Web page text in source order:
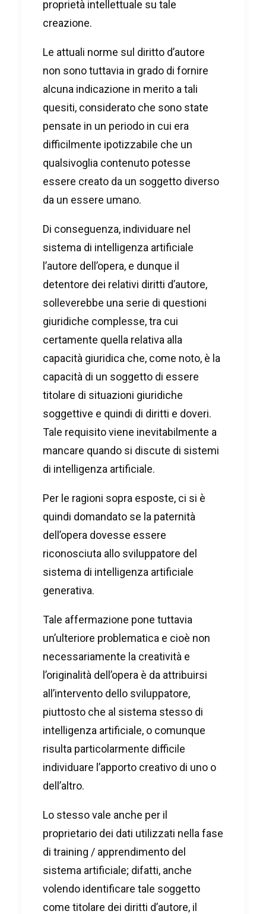
proprietà intellettuale su tale
creazione.
Le attuali norme sul diritto d’autore
non sono tuttavia in grado di fornire
alcuna indicazione in merito a tali
quesiti, considerato che sono state
pensate in un periodo in cui era
difficilmente ipotizzabile che un
qualsivoglia contenuto potesse
essere creato da un soggetto diverso
da un essere umano.
Di conseguenza, individuare nel
sistema di intelligenza artificiale
l’autore dell’opera, e dunque il
detentore dei relativi diritti d’autore,
solleverebbe una serie di questioni
giuridiche complesse, tra cui
certamente quella relativa alla
capacità giuridica che, come noto, è la
capacità di un soggetto di essere
titolare di situazioni giuridiche
soggettive e quindi di diritti e doveri.
Tale requisito viene inevitabilmente a
mancare quando si discute di sistemi
di intelligenza artificiale.
Per le ragioni sopra esposte, ci si è
quindi domandato se la paternità
dell’opera dovesse essere
riconosciuta allo sviluppatore del
sistema di intelligenza artificiale
generativa.
Tale affermazione pone tuttavia
un’ulteriore problematica e cioè non
necessariamente la creatività e
l’originalità dell’opera è da attribuirsi
all’intervento dello sviluppatore,
piuttosto che al sistema stesso di
intelligenza artificiale, o comunque
risulta particolarmente difficile
individuare l’apporto creativo di uno o
dell’altro.
Lo stesso vale anche per il
proprietario dei dati utilizzati nella fase
di training / apprendimento del
sistema artificiale; difatti, anche
volendo identificare tale soggetto
come titolare dei diritti d’autore, il